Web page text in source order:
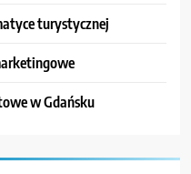
turystycznej
w Gdańsku